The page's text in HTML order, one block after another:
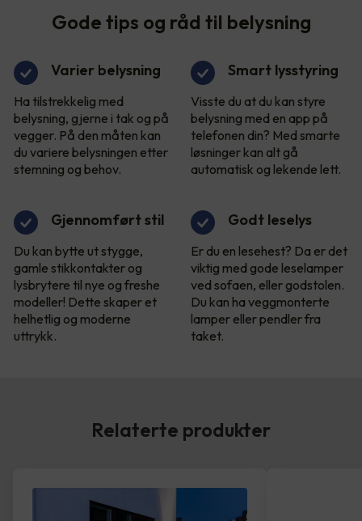
Gode tips og råd til belysning
Varier belysning
Ha tilstrekkelig med
belysning, gjerne i tak og på
vegger. På den måten kan
du variere belysningen etter
stemning og behov.
Smart lysstyring
Visste du at du kan styre
belysning med en app på
telefonen din? Med smarte
løsninger kan alt gå
automatisk og lekende lett.
Gjennomført stil
Du kan bytte ut stygge,
gamle stikkontakter og
lysbrytere til nye og freshe
modeller! Dette skaper et
helhetlig og moderne
uttrykk.
Godt leselys
Er du en lesehest? Da er det
viktig med gode leselamper
ved sofaen, eller godstolen.
Du kan ha veggmonterte
lamper eller pendler fra
taket.
Relaterte produkter